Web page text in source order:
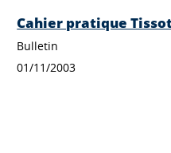
Cahier pratique
Bulletin
01/11/2003